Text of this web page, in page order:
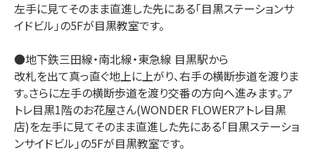
左手に見てそのまま直進した先にある「目黒ステーションサ
イドビル」の5Fが目黒教室です。
●地下鉄三田線・南北線・東急線 目黒駅から
改札を出て真っ直ぐ地上に上がり、右手の横断歩道を渡りま
す。さらに左手の横断歩道を渡り交番の方向へ進みます。ア
トレ目黒1階のお花屋さん(WONDER FLOWERアトレ目黒
店)を左手に見てそのまま直進した先にある「目黒ステーショ
ンサイドビル」の5Fが目黒教室です。